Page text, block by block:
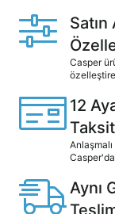
Satın
Casper
12
Aynı